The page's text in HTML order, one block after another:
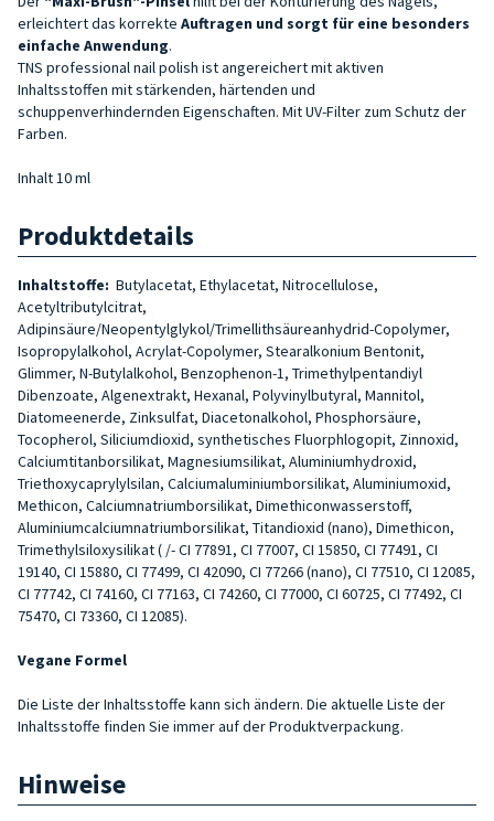
erleichtert das korrekte Auftragen und sorgt für eine besonders
einfache Anwendung.
TNS professional nail polish ist angereichert mit aktiven
Inhaltsstoffen mit stärkenden, härtenden und
schuppenverhindernden Eigenschaften. Mit UV-Filter zum Schutz der
Farben.
Inhalt 10 ml
Produktdetails
Inhaltstoffe: Butylacetat, Ethylacetat, Nitrocellulose,
Acetyltributylcitrat,
Adipinsäure/Neopentylglykol/Trimellithsäureanhydrid-Copolymer,
Isopropylalkohol, Acrylat-Copolymer, Stearalkonium Bentonit,
Glimmer, N-Butylalkohol, Benzophenon-1, Trimethylpentandiyl
Dibenzoate, Algenextrakt, Hexanal, Polyvinylbutyral, Mannitol,
Diatomeenerde, Zinksulfat, Diacetonalkohol, Phosphorsäure,
Tocopherol, Siliciumdioxid, synthetisches Fluorphlogopit, Zinnoxid,
Calciumtitanborsilikat, Magnesiumsilikat, Aluminiumhydroxid,
Triethoxycaprylylsilan, Calciumaluminiumborsilikat, Aluminiumoxid,
Methicon, Calciumnatriumborsilikat, Dimethiconwasserstoff,
Aluminiumcalciumnatriumborsilikat, Titandioxid (nano), Dimethicon,
Trimethylsiloxysilikat ( /- CI 77891, CI 77007, CI 15850, CI 77491, CI
19140, CI 15880, CI 77499, CI 42090, CI 77266 (nano), CI 77510, CI 12085,
CI 77742, CI 74160, CI 77163, CI 74260, CI 77000, CI 60725, CI 77492, CI
75470, CI 73360, CI 12085).
Vegane Formel
Die Liste der Inhaltsstoffe kann sich ändern. Die aktuelle Liste der
Inhaltsstoffe finden Sie immer auf der Produktverpackung.
Hinweise